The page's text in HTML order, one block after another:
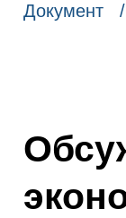
Документ /